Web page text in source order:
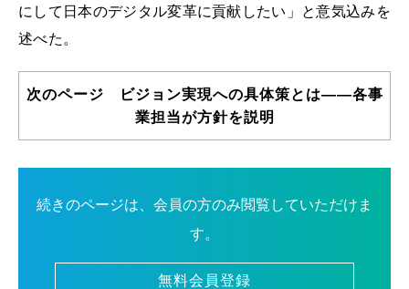
にして日本のデジタル変革に貢献したい」と意気込みを
述べた。
次のページ ビジョン実現への具体策とは――各事
業担当が方針を説明
続きのページは、会員の方のみ閲覧していただけま
す。
無料会員登録